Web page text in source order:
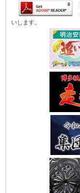
いします。